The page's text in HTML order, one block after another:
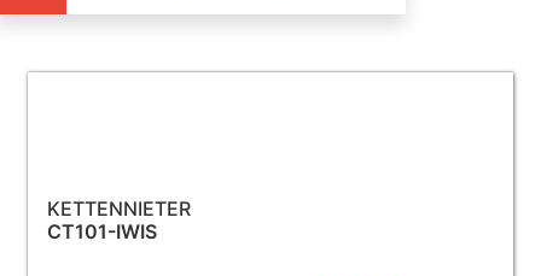
KETTENNIETER
CT101-IWIS